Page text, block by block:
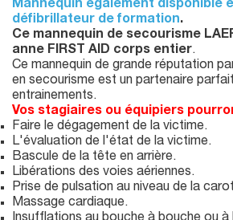
Mannequin également disponible
défibrillateur de formation.
Ce mannequin de secourisme
anne FIRST AID corps entier.
Ce mannequin de grande réputation
en secourisme est un partenaire
entrainements.
Vos stagiaires ou équipiers
Faire le dégagement de la victime.
L'évaluation de l'état de la victime.
Bascule de la tête en arrière.
Libérations des voies aériennes.
Prise de pulsation au niveau de la
Massage cardiaque.